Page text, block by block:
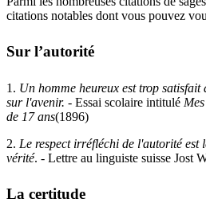
citations notables dont vous pouvez
Sur l’autorité
1. Un homme heureux est trop satisfait
sur l'avenir. - Essai scolaire intitulé
de 17 ans(1896)
2. Le respect irréfléchi de l'autorité est
vérité. - Lettre au linguiste suisse Jost
La certitude